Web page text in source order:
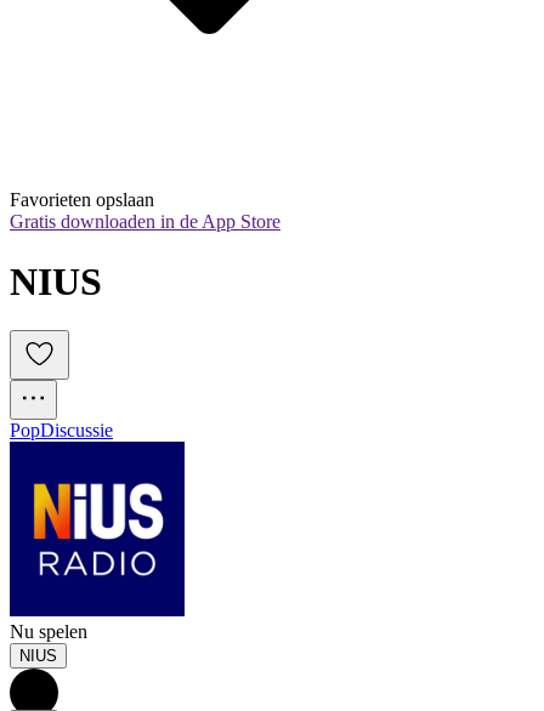
Favorieten opslaan
Gratis downloaden in de App Store
NIUS
PopDiscussie
Nu spelen
NIUS